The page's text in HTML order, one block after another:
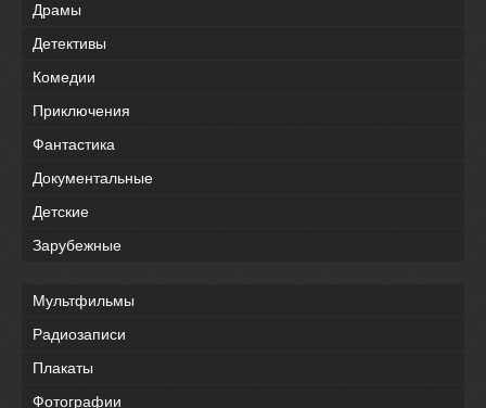
Драмы
Детективы
Комедии
Приключения
Фантастика
Документальные
Детские
Зарубежные
Мультфильмы
Радиозаписи
Плакаты
Фотографии